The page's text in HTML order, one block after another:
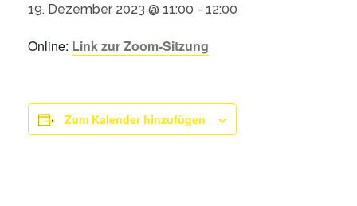
19. Dezember 2023 @ 11:00 - 12:00
Online: Link zur Zoom-Sitzung
Zum Kalender hinzufügen